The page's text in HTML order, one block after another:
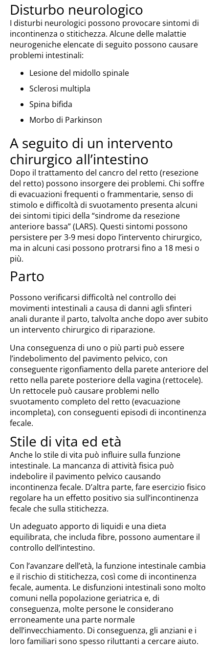
Disturbo neurologico
I disturbi neurologici possono provocare sintomi di
incontinenza o stitichezza. Alcune delle malattie
neurogeniche elencate di seguito possono causare
problemi intestinali:
Lesione del midollo spinale
Sclerosi multipla
Spina bifida
Morbo di Parkinson
A seguito di un intervento
chirurgico all’intestino
Dopo il trattamento del cancro del retto (resezione
del retto) possono insorgere dei problemi. Chi soffre
di evacuazioni frequenti o frammentarie, senso di
stimolo e difficoltà di svuotamento presenta alcuni
dei sintomi tipici della “sindrome da resezione
anteriore bassa” (LARS). Questi sintomi possono
persistere per 3-9 mesi dopo l’intervento chirurgico,
ma in alcuni casi possono protrarsi fino a 18 mesi o
più.
Parto
Possono verificarsi difficoltà nel controllo dei
movimenti intestinali a causa di danni agli sfinteri
anali durante il parto, talvolta anche dopo aver subito
un intervento chirurgico di riparazione.
Una conseguenza di uno o più parti può essere
l’indebolimento del pavimento pelvico, con
conseguente rigonfiamento della parete anteriore del
retto nella parete posteriore della vagina (rettocele).
Un rettocele può causare problemi nello
svuotamento completo del retto (evacuazione
incompleta), con conseguenti episodi di incontinenza
fecale.
Stile di vita ed età
Anche lo stile di vita può influire sulla funzione
intestinale. La mancanza di attività fisica può
indebolire il pavimento pelvico causando
incontinenza fecale. D’altra parte, fare esercizio fisico
regolare ha un effetto positivo sia sull’incontinenza
fecale che sulla stitichezza.
Un adeguato apporto di liquidi e una dieta
equilibrata, che includa fibre, possono aumentare il
controllo dell’intestino.
Con l’avanzare dell’età, la funzione intestinale cambia
e il rischio di stitichezza, così come di incontinenza
fecale, aumenta. Le disfunzioni intestinali sono molto
comuni nella popolazione geriatrica e, di
conseguenza, molte persone le considerano
erroneamente una parte normale
dell’invecchiamento. Di conseguenza, gli anziani e i
loro familiari sono spesso riluttanti a cercare aiuto.